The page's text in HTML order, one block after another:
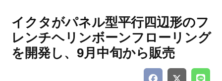
イクタがパネル型平行四辺形のフ
レンチヘリンボーンフローリング
を開発し、9月中旬から販売